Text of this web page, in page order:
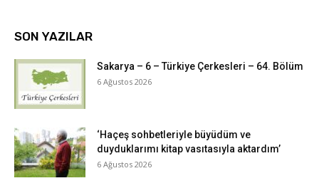
SON YAZILAR
Sakarya – 6 – Türkiye Çerkesleri – 64. Bölüm
6 Ağustos 2026
‘Haçeş sohbetleriyle büyüdüm ve
duyduklarımı kitap vasıtasıyla aktardım’
6 Ağustos 2026